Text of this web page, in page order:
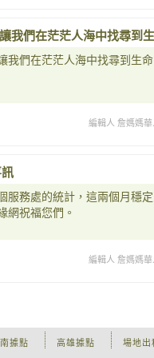
我們在茫茫人海中找尋到
我們在茫茫人海中找尋到生
編輯人 詹媽媽華
服務處的統計，這兩個月穩
網祝福您們。
編輯人 詹媽媽華
場地出
高雄據點
據點